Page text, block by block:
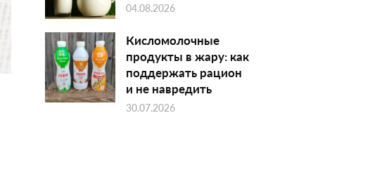
04.08.2026
Кисломолочные
продукты в жару: как
поддержать рацион
и не навредить
30.07.2026